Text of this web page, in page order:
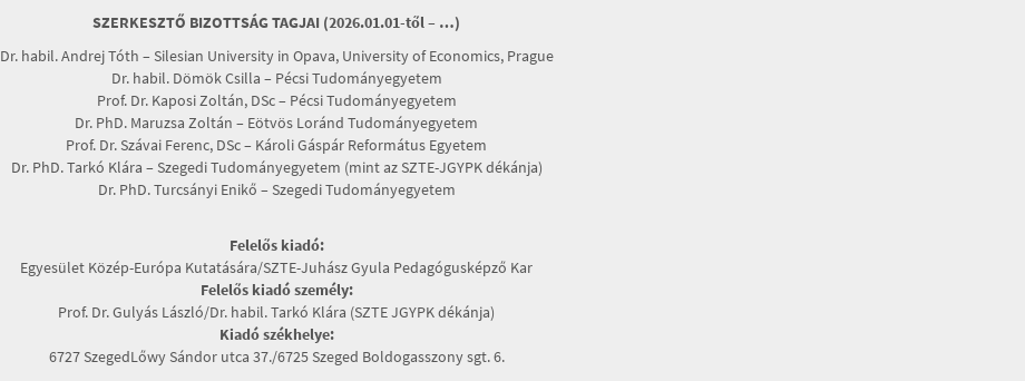
SZERKESZTŐ BIZOTTSÁG TAGJAI (2026.01.01-től – …)
Dr. habil. Andrej Tóth – Silesian University in Opava, University of Economics, Prague
Dr. habil. Dömök Csilla – Pécsi Tudományegyetem
Prof. Dr. Kaposi Zoltán, DSc – Pécsi Tudományegyetem
Dr. PhD. Maruzsa Zoltán – Eötvös Loránd Tudományegyetem
Prof. Dr. Szávai Ferenc, DSc – Károli Gáspár Református Egyetem
Dr. PhD. Tarkó Klára – Szegedi Tudományegyetem (mint az SZTE-JGYPK dékánja)
Dr. PhD. Turcsányi Enikő – Szegedi Tudományegyetem
Felelős kiadó:
Egyesület Közép-Európa Kutatására/SZTE-Juhász Gyula Pedagógusképző Kar
Felelős kiadó személy:
Prof. Dr. Gulyás László/Dr. habil. Tarkó Klára (SZTE JGYPK dékánja)
Kiadó székhelye:
6727 SzegedLőwy Sándor utca 37./6725 Szeged Boldogasszony sgt. 6.